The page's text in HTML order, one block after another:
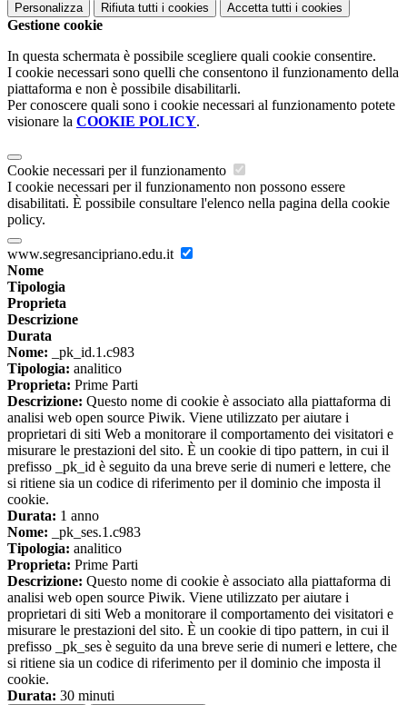
Personalizza Rifiuta tutti i cookies Accetta tutti i cookies
Gestione cookie
In questa schermata è possibile scegliere quali cookie consentire.
I cookie necessari sono quelli che consentono il funzionamento della
piattaforma e non è possibile disabilitarli.
Per conoscere quali sono i cookie necessari al funzionamento potete
visionare la COOKIE POLICY.
Cookie necessari per il funzionamento
I cookie necessari per il funzionamento non possono essere
disabilitati. È possibile consultare l'elenco nella pagina della cookie
policy.
www.segresancipriano.edu.it
Nome
Tipologia
Proprieta
Descrizione
Durata
Nome: _pk_id.1.c983
Tipologia: analitico
Proprieta: Prime Parti
Descrizione: Questo nome di cookie è associato alla piattaforma di
analisi web open source Piwik. Viene utilizzato per aiutare i
proprietari di siti Web a monitorare il comportamento dei visitatori e
misurare le prestazioni del sito. È un cookie di tipo pattern, in cui il
prefisso _pk_id è seguito da una breve serie di numeri e lettere, che
si ritiene sia un codice di riferimento per il dominio che imposta il
cookie.
Durata: 1 anno
Nome: _pk_ses.1.c983
Tipologia: analitico
Proprieta: Prime Parti
Descrizione: Questo nome di cookie è associato alla piattaforma di
analisi web open source Piwik. Viene utilizzato per aiutare i
proprietari di siti Web a monitorare il comportamento dei visitatori e
misurare le prestazioni del sito. È un cookie di tipo pattern, in cui il
prefisso _pk_ses è seguito da una breve serie di numeri e lettere, che
si ritiene sia un codice di riferimento per il dominio che imposta il
cookie.
Durata: 30 minuti